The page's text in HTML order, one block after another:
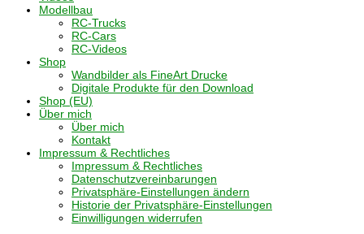
Modellbau
RC-Trucks
RC-Cars
RC-Videos
Shop
Wandbilder als FineArt Drucke
Digitale Produkte für den Download
Shop (EU)
Über mich
Über mich
Kontakt
Impressum & Rechtliches
Impressum & Rechtliches
Datenschutzvereinbarungen
Privatsphäre-Einstellungen ändern
Historie der Privatsphäre-Einstellungen
Einwilligungen widerrufen